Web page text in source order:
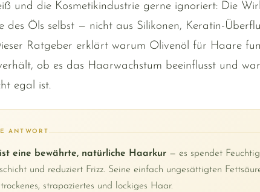
und die Kosmetikindustrie gerne ignoriert: Die
des Öls selbst — nicht aus Silikonen, Keratin-
Ratgeber erklärt warum Olivenöl für Haare
ob es das Haarwachstum beeinflusst und
egal ist.
ANTWORT
eine bewährte, natürliche Haarkur — es spendet
und reduziert Frizz. Seine einfach ungesättigten
strapaziertes und lockiges Haar.